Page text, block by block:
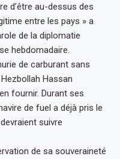
d’être au-dessus des
entre les pays » a
de la diplomatie
hebdomadaire.
de carburant sans
Hassan
fournir. Durant ses
de fuel a déjà pris le
suivre
de sa souveraineté